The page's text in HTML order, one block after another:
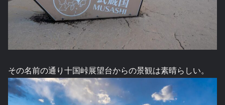
その名前の通り十国峠展望台からの景観は素晴らしい。